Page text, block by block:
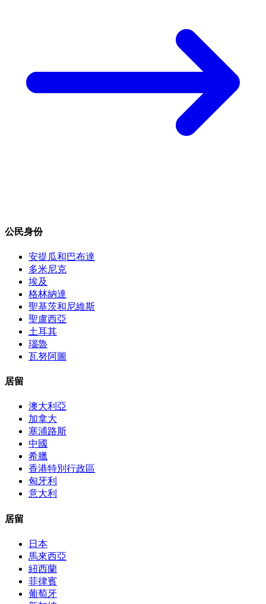
公民身份
安提瓜和巴布達
多米尼克
埃及
格林納達
聖基茨和尼維斯
聖盧西亞
土耳其
瑙魯
瓦努阿圖
居留
澳大利亞
加拿大
塞浦路斯
中國
希臘
香港特別行政區
匈牙利
意大利
居留
日本
馬來西亞
紐西蘭
菲律賓
葡萄牙